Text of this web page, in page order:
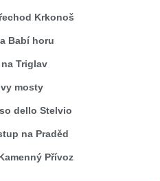
Krkonoš
Babí horu
Triglav
mosty
dello Stelvio
na Praděd
Přívoz